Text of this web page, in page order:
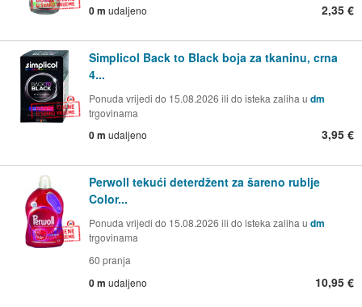
0 m udaljeno 2,35 €
Simplicol Back to Black boja za tkaninu, crna
4...
Ponuda vrijedi do 15.08.2026 ili do isteka zaliha u dm
trgovinama
0 m udaljeno 3,95 €
Perwoll tekući deterdžent za šareno rublje
Color...
Ponuda vrijedi do 15.08.2026 ili do isteka zaliha u dm
trgovinama
60 pranja
0 m udaljeno 10,95 €